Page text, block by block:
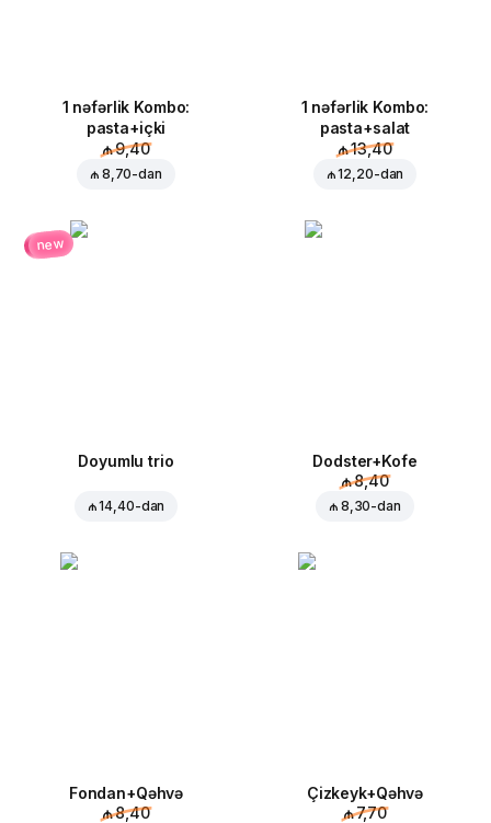
1 nəfərlik Kombo:
pasta+içki
₼ 9,40
₼ 8,70-dan
1 nəfərlik Kombo:
pasta+salat
₼ 13,40
₼ 12,20-dan
new
Doyumlu trio
₼ 14,40-dan
Dodster+Kofe
₼ 8,40
₼ 8,30-dan
Fondan+Qəhvə
₼ 8,40
Çizkeyk+Qəhvə
₼ 7,70